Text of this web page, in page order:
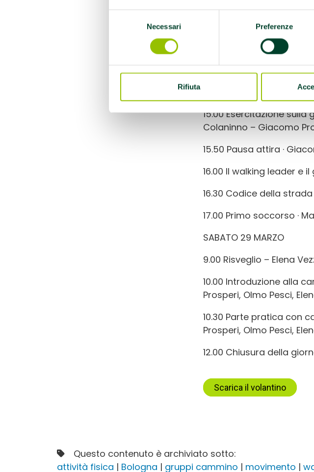
Necessari Preferenze
Rifiuta
11.00 Attività fisica,
12.00 Tutele
Pausa pranzo
14.00 Leadership
15.00 Esercitazione
Colaninno – Giacomo
15.50 Pausa attira ·
16.00 Il walking leader e
16.30 Codice della
17.00 Primo soccorso ·
SABATO 29 MARZO
9.00 Risveglio – Elena
10.00 Introduzione alla
Prosperi, Olmo Pesci,
10.30 Parte pratica con
Prosperi, Olmo Pesci,
12.00 Chiusura della
Scarica il volantino
Questo contenuto è archiviato sotto:
attività fisica | Bologna | gruppi cammino | movimento |